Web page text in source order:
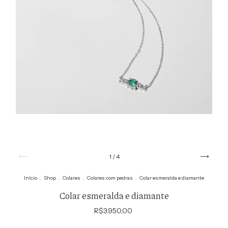
1 /4
Início . Shop . Colares . Colares com pedras . Colar esmeralda e diamante
Colar esmeralda e diamante
R$3.950,00